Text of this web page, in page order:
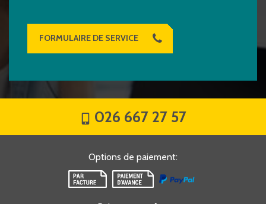
FORMULAIRE DE SERVICE
026 667 27 57
Options de paiement: